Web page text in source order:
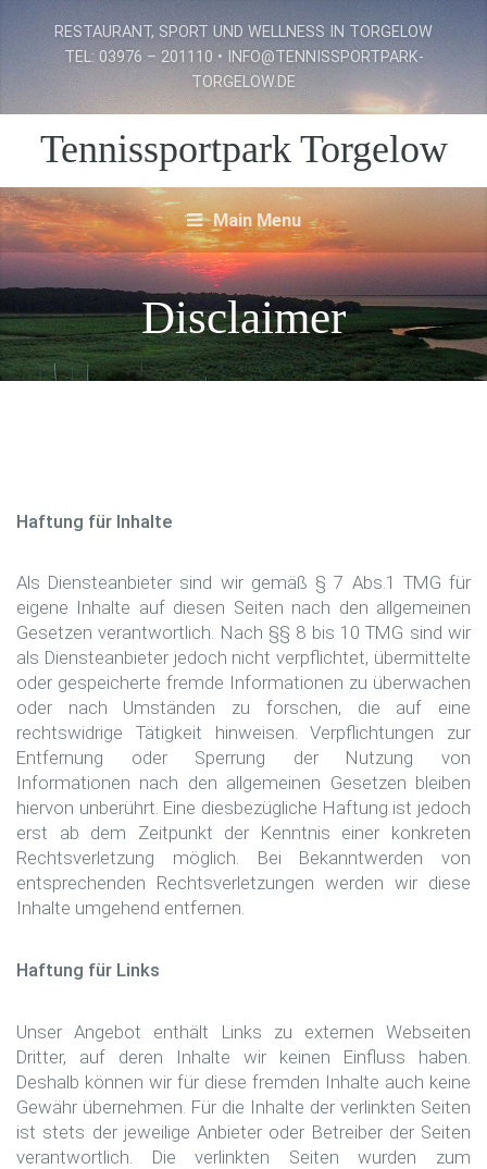
RESTAURANT, SPORT UND WELLNESS IN TORGELOW
TEL: 03976 – 201110 • INFO@TENNISSPORTPARK-
TORGELOW.DE
Tennissportpark Torgelow
Main Menu
Disclaimer
Haftung für Inhalte
Als Diensteanbieter sind wir gemäß § 7 Abs.1 TMG für
eigene Inhalte auf diesen Seiten nach den allgemeinen
Gesetzen verantwortlich. Nach §§ 8 bis 10 TMG sind wir
als Diensteanbieter jedoch nicht verpflichtet, übermittelte
oder gespeicherte fremde Informationen zu überwachen
oder nach Umständen zu forschen, die auf eine
rechtswidrige Tätigkeit hinweisen. Verpflichtungen zur
Entfernung oder Sperrung der Nutzung von
Informationen nach den allgemeinen Gesetzen bleiben
hiervon unberührt. Eine diesbezügliche Haftung ist jedoch
erst ab dem Zeitpunkt der Kenntnis einer konkreten
Rechtsverletzung möglich. Bei Bekanntwerden von
entsprechenden Rechtsverletzungen werden wir diese
Inhalte umgehend entfernen.
Haftung für Links
Unser Angebot enthält Links zu externen Webseiten
Dritter, auf deren Inhalte wir keinen Einfluss haben.
Deshalb können wir für diese fremden Inhalte auch keine
Gewähr übernehmen. Für die Inhalte der verlinkten Seiten
ist stets der jeweilige Anbieter oder Betreiber der Seiten
verantwortlich. Die verlinkten Seiten wurden zum